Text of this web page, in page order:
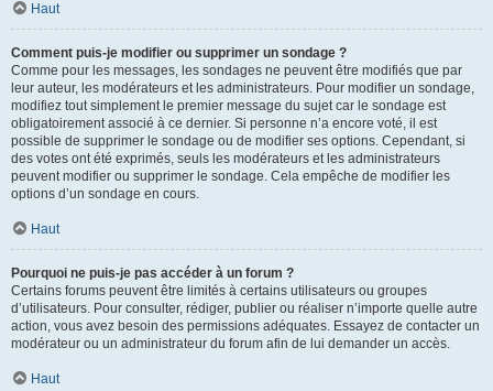
Haut
Comment puis-je modifier ou supprimer un sondage ?
Comme pour les messages, les sondages ne peuvent être modifiés que par
leur auteur, les modérateurs et les administrateurs. Pour modifier un sondage,
modifiez tout simplement le premier message du sujet car le sondage est
obligatoirement associé à ce dernier. Si personne n’a encore voté, il est
possible de supprimer le sondage ou de modifier ses options. Cependant, si
des votes ont été exprimés, seuls les modérateurs et les administrateurs
peuvent modifier ou supprimer le sondage. Cela empêche de modifier les
options d’un sondage en cours.
Haut
Pourquoi ne puis-je pas accéder à un forum ?
Certains forums peuvent être limités à certains utilisateurs ou groupes
d’utilisateurs. Pour consulter, rédiger, publier ou réaliser n’importe quelle autre
action, vous avez besoin des permissions adéquates. Essayez de contacter un
modérateur ou un administrateur du forum afin de lui demander un accès.
Haut